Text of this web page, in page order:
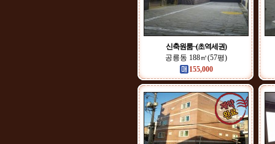
신축원룸~(초역세권)
공릉동 188㎡(57평)
155,000